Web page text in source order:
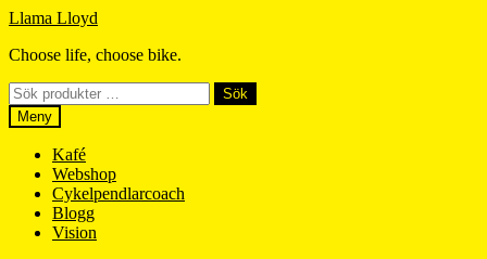
Hoppa
navigering
Hoppa
innehåll
Llama Lloyd
Choose life, choose bike.
Sök
efter:
Sök
Meny
Kafé
Webshop
Cykelpendlarcoach
Blogg
Vision